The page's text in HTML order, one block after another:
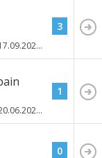
3
1
0